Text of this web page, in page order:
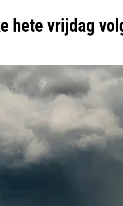
hete vrijdag